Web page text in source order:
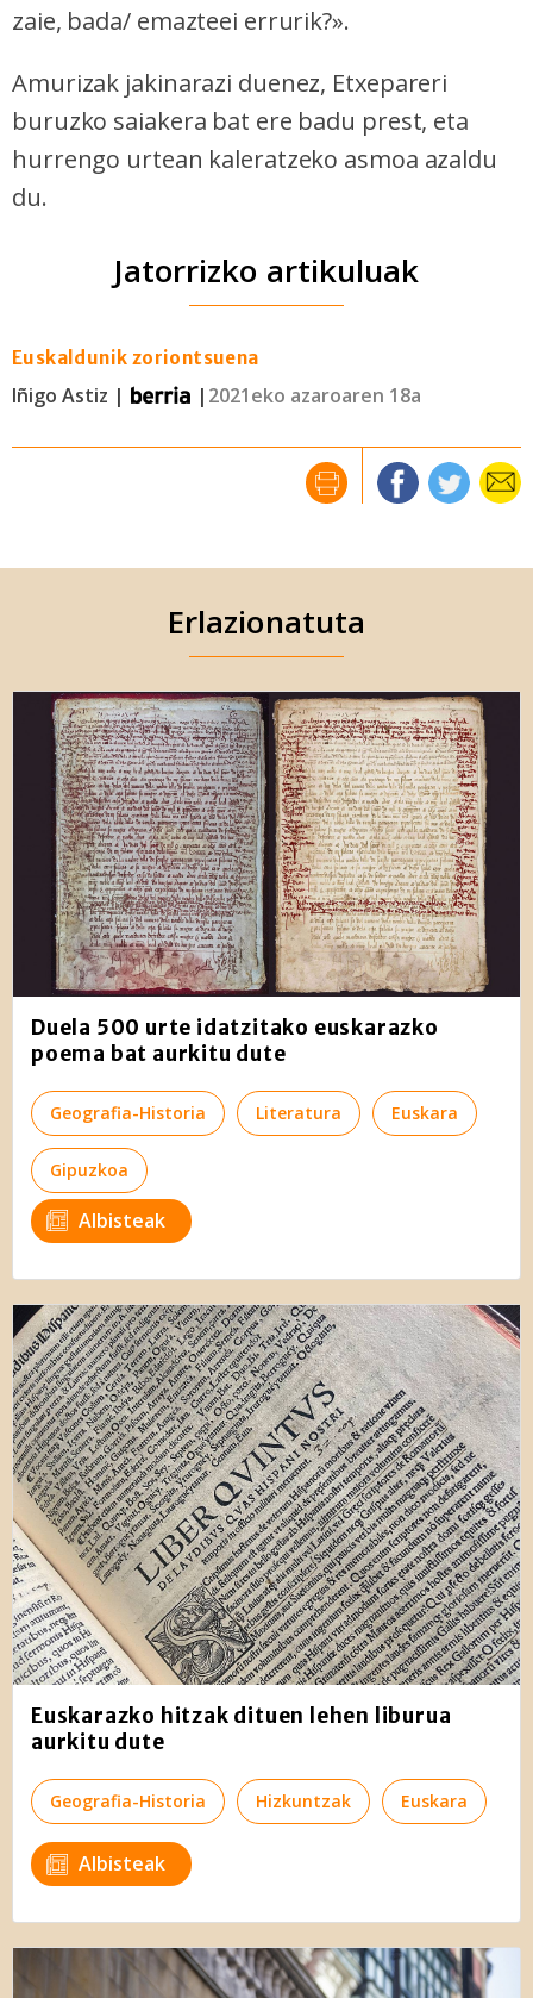
zaie, bada/ emazteei errurik?».
Amurizak jakinarazi duenez, Etxepareri
buruzko saiakera bat ere badu prest, eta
hurrengo urtean kaleratzeko asmoa azaldu
du.
Jatorrizko artikuluak
Euskaldunik zoriontsuena
Iñigo Astiz | | 2021eko azaroaren 18a
Erlazionatuta
Duela 500 urte idatzitako euskarazko
poema bat aurkitu dute
Geografia-Historia Literatura Euskara
Gipuzkoa
Albisteak
Euskarazko hitzak dituen lehen liburua
aurkitu dute
Geografia-Historia Hizkuntzak Euskara
Albisteak